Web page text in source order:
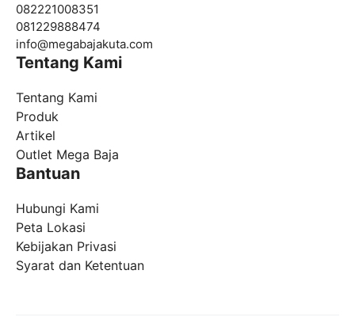
082221008351
081229888474
info@megabajakuta.com
Tentang Kami
Tentang Kami
Produk
Artikel
Outlet Mega Baja
Bantuan
Hubungi Kami
Peta Lokasi
Kebijakan Privasi
Syarat dan Ketentuan